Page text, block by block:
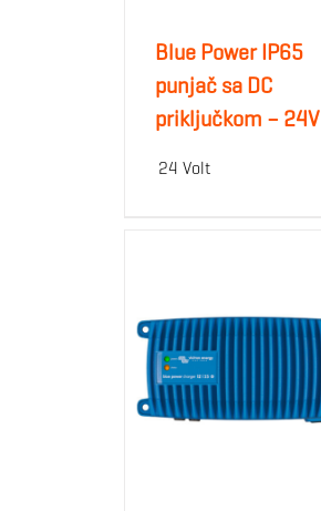
Blue Power IP65
punjač sa DC
priključkom – 24V
24 Volt